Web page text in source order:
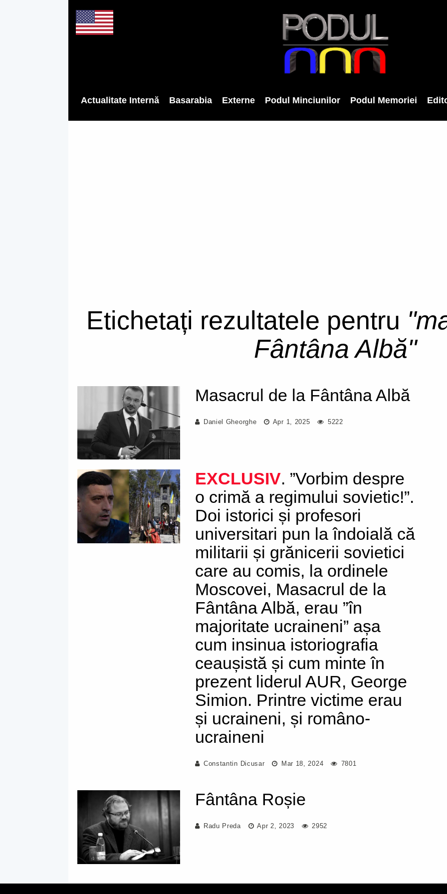
Actualitate Internă Basarabia Externe Podul Minciunilor Podul Memoriei
Etichetați rezultatele pentru
Fântâna Albă"
Masacrul de la Fântâna Albă
Daniel Gheorghe Apr 1, 2025 5222
EXCLUSIV. ”Vorbim despre
o crimă a regimului sovietic!”.
Doi istorici și profesori
universitari pun la îndoială că
militarii și grănicerii sovietici
care au comis, la ordinele
Moscovei, Masacrul de la
Fântâna Albă, erau ”în
majoritate ucraineni” așa
cum insinua istoriografia
ceaușistă și cum minte în
prezent liderul AUR, George
Simion. Printre victime erau
și ucraineni, și româno-
ucraineni
Constantin Dicusar Mar 18, 2024 7801
Fântâna Roșie
Radu Preda Apr 2, 2023 2952